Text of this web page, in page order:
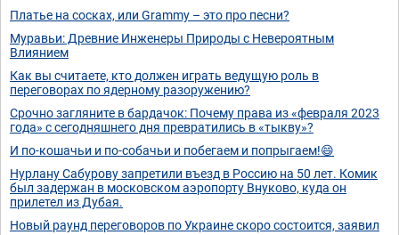
Платье на сосках, или Grammy – это про песни?
Муравьи: Древние Инженеры Природы с Невероятным
Влиянием
Как вы считаете, кто должен играть ведущую роль в
переговорах по ядерному разоружению?
Срочно загляните в бардачок: Почему права из «февраля 2023
года» с сегодняшнего дня превратились в «тыкву»?
И по-кошачьи и по-собачьи и побегаем и попрыгаем!😄
Нурлану Сабурову запретили въезд в Россию на 50 лет. Комик
был задержан в московском аэропорту Внуково, куда он
прилетел из Дубая.
Новый раунд переговоров по Украине скоро состоится, заявил